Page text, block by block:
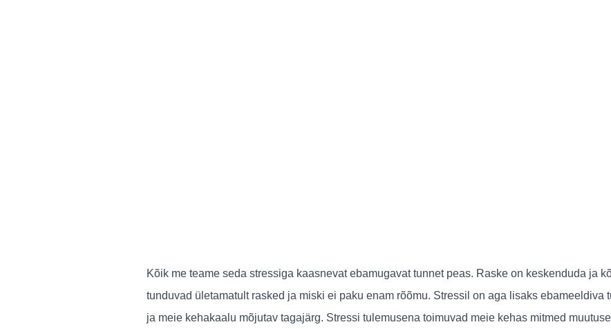
Kõik me teame seda stressiga kaasnevat ebamugavat tunnet peas. Raske on keskenduda ja
tunduvad ületamatult rasked ja miski ei paku enam rõõmu. Stressil on aga lisaks ebameeldiva
ja meie kehakaalu mõjutav tagajärg. Stressi tulemusena toimuvad meie kehas mitmed